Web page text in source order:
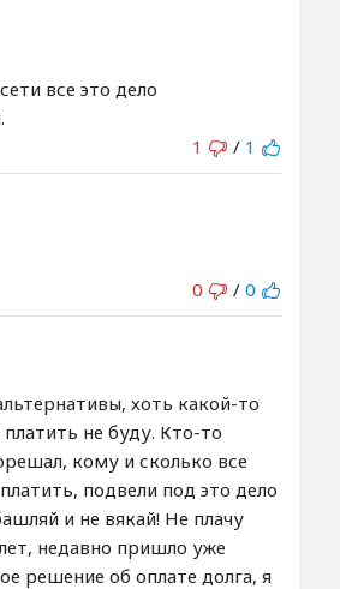
все это дело
1
/ 1
0
/ 0
хоть какой-то
не буду. Кто-то
кому и сколько все
подвели под это дело
и не вякай! Не плачу
недавно пришло уже
решение об оплате долга, я